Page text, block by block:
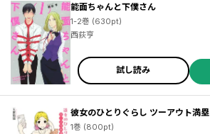
能面ちゃんと下僕さん
1-2巻 (630pt)
西荻亨
試し読み
彼女のひとりぐらし ツーアウト満塁
1巻 (800pt)